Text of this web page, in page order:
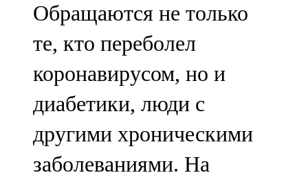
100,0 FM
Нурлат
104,7 FM
Олы Әтнә
71,42 FM
Сарман
Обращаются не только
те, кто переболел
коронавирусом, но и
диабетики, люди с
другими хроническими
заболеваниями. На